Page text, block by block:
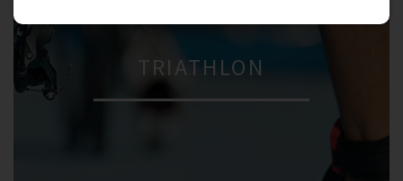
TRIATHLON